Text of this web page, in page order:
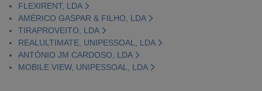
FLEXIRENT, LDA
AMÉRICO GASPAR & FILHO, LDA
TIRAPROVEITO, LDA
REALULTIMATE, UNIPESSOAL, LDA
ANTÓNIO JM CARDOSO, LDA
MOBILE VIEW, UNIPESSOAL, LDA